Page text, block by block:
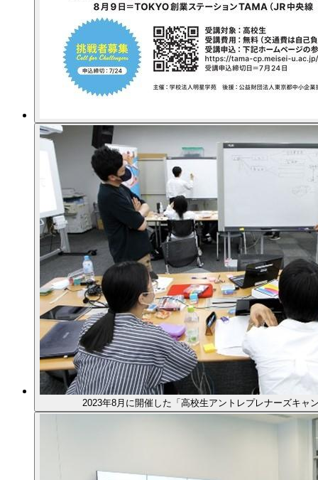
2023年8月に開催した「高校生アントレプレナーズキャ